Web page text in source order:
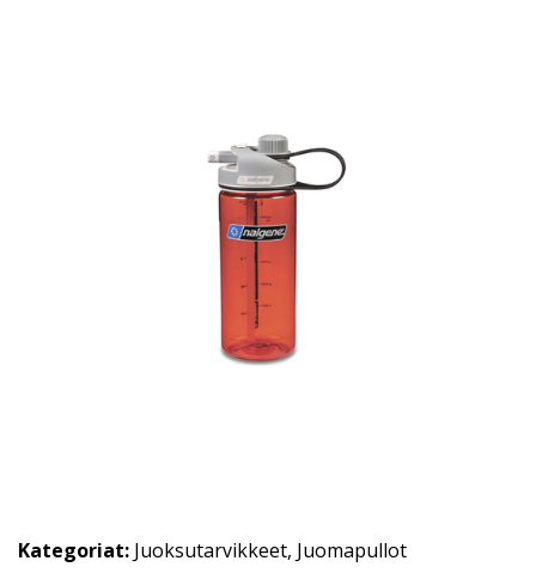
Kategoriat: Juoksutarvikkeet, Juomapullot